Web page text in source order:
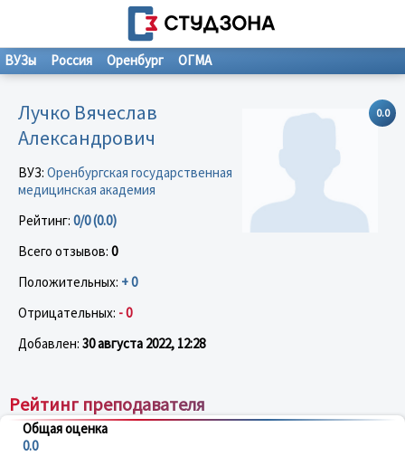
ВУЗы Россия Оренбург ОГМА
0.0
Лучко Вячеслав
Александрович
ВУЗ: Оренбургская государственная
медицинская академия
Рейтинг: 0/0 (0.0)
Всего отзывов: 0
Положительных: + 0
Отрицательных: - 0
Добавлен: 30 августа 2022, 12:28
Рейтинг преподавателя
Общая оценка
0.0